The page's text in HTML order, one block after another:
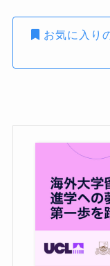
お気に入り